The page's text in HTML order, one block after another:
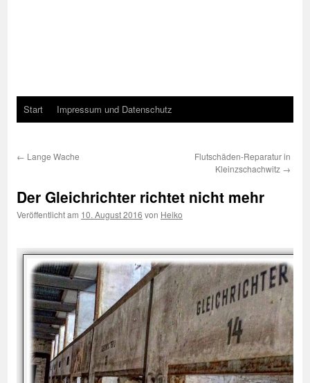
Start Impressum und Datenschutz
← Lange Wache
Flutschäden-Reparatur in
Kleinzschachwitz →
Der Gleichrichter richtet nicht mehr
Veröffentlicht am 10. August 2016 von Heiko